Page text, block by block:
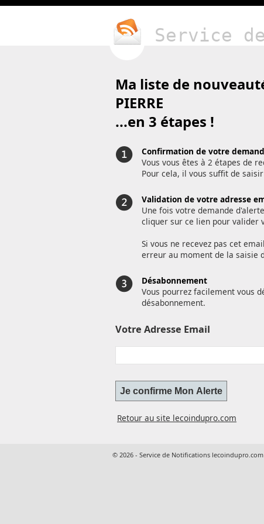
Service
Ma liste de
PIERRE
...en 3 étapes !
Confirmation de votre
Vous vous êtes à 2 étapes de
Pour cela, il vous suffit de
Validation de votre adresse
Une fois votre demande
cliquer sur ce lien pour valider
Si vous ne recevez pas cet
erreur au moment de la saisie
Désabonnement
Vous pourrez facilement vous
désabonnement.
Votre Adresse Email
Retour au site lecoindupro.com
© 2026 - Service de Notifications lecoindupro.com